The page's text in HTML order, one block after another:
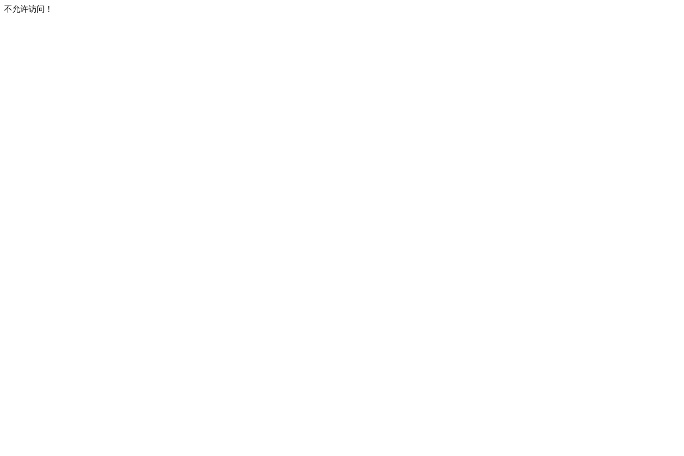
不允许访问！